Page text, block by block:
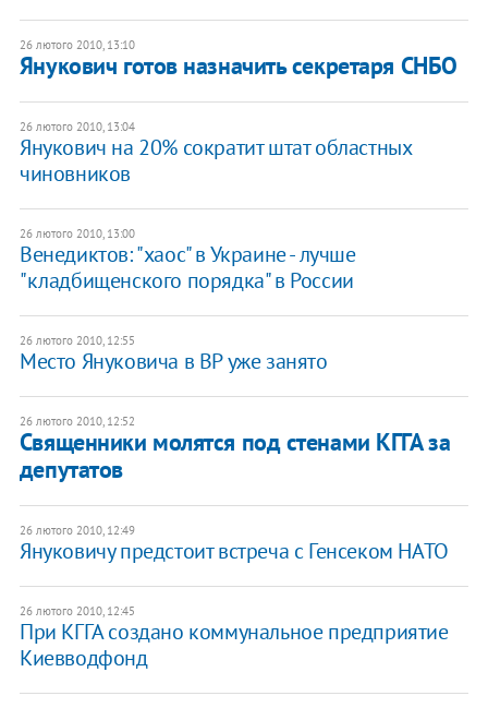
26 лютого 2010, 13:10
Янукович готов назначить секретаря СНБО
26 лютого 2010, 13:04
Янукович на 20% сократит штат областных
чиновников
26 лютого 2010, 13:00
Венедиктов: "хаос" в Украине - лучше
"кладбищенского порядка" в России
26 лютого 2010, 12:55
Место Януковича в ВР уже занято
26 лютого 2010, 12:52
Священники молятся под стенами КГГА за
депутатов
26 лютого 2010, 12:49
Януковичу предстоит встреча с Генсеком НАТО
26 лютого 2010, 12:45
При КГГА создано коммунальное предприятие
Киевводфонд